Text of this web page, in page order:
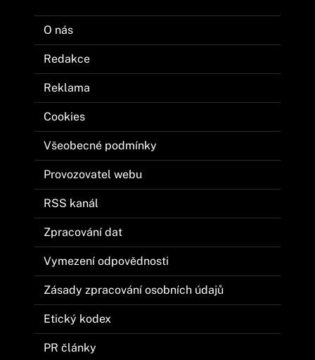
O nás
Redakce
Reklama
Cookies
Všeobecné podmínky
Provozovatel webu
RSS kanál
Zpracování dat
Vymezení odpovědnosti
Zásady zpracování osobních údajů
Etický kodex
PR články